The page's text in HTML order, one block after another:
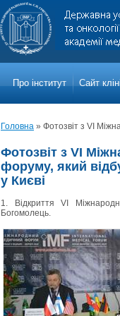
Про iнститут Сайт
Головна » Фотозвіт з VI
Фотозвіт з VI
форуму, який
у Києві
1. Відкриття VI
Богомолець.